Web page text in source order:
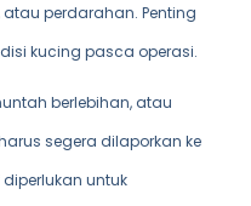
atau perdarahan. Penting
kucing pasca operasi.
berlebihan, atau
segera dilaporkan ke
untuk